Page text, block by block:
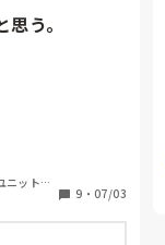
う。
ていた事を全
の人間関係には
ニット型
9 ・ 07/03